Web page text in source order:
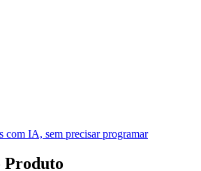
com IA, sem precisar programar
Produto